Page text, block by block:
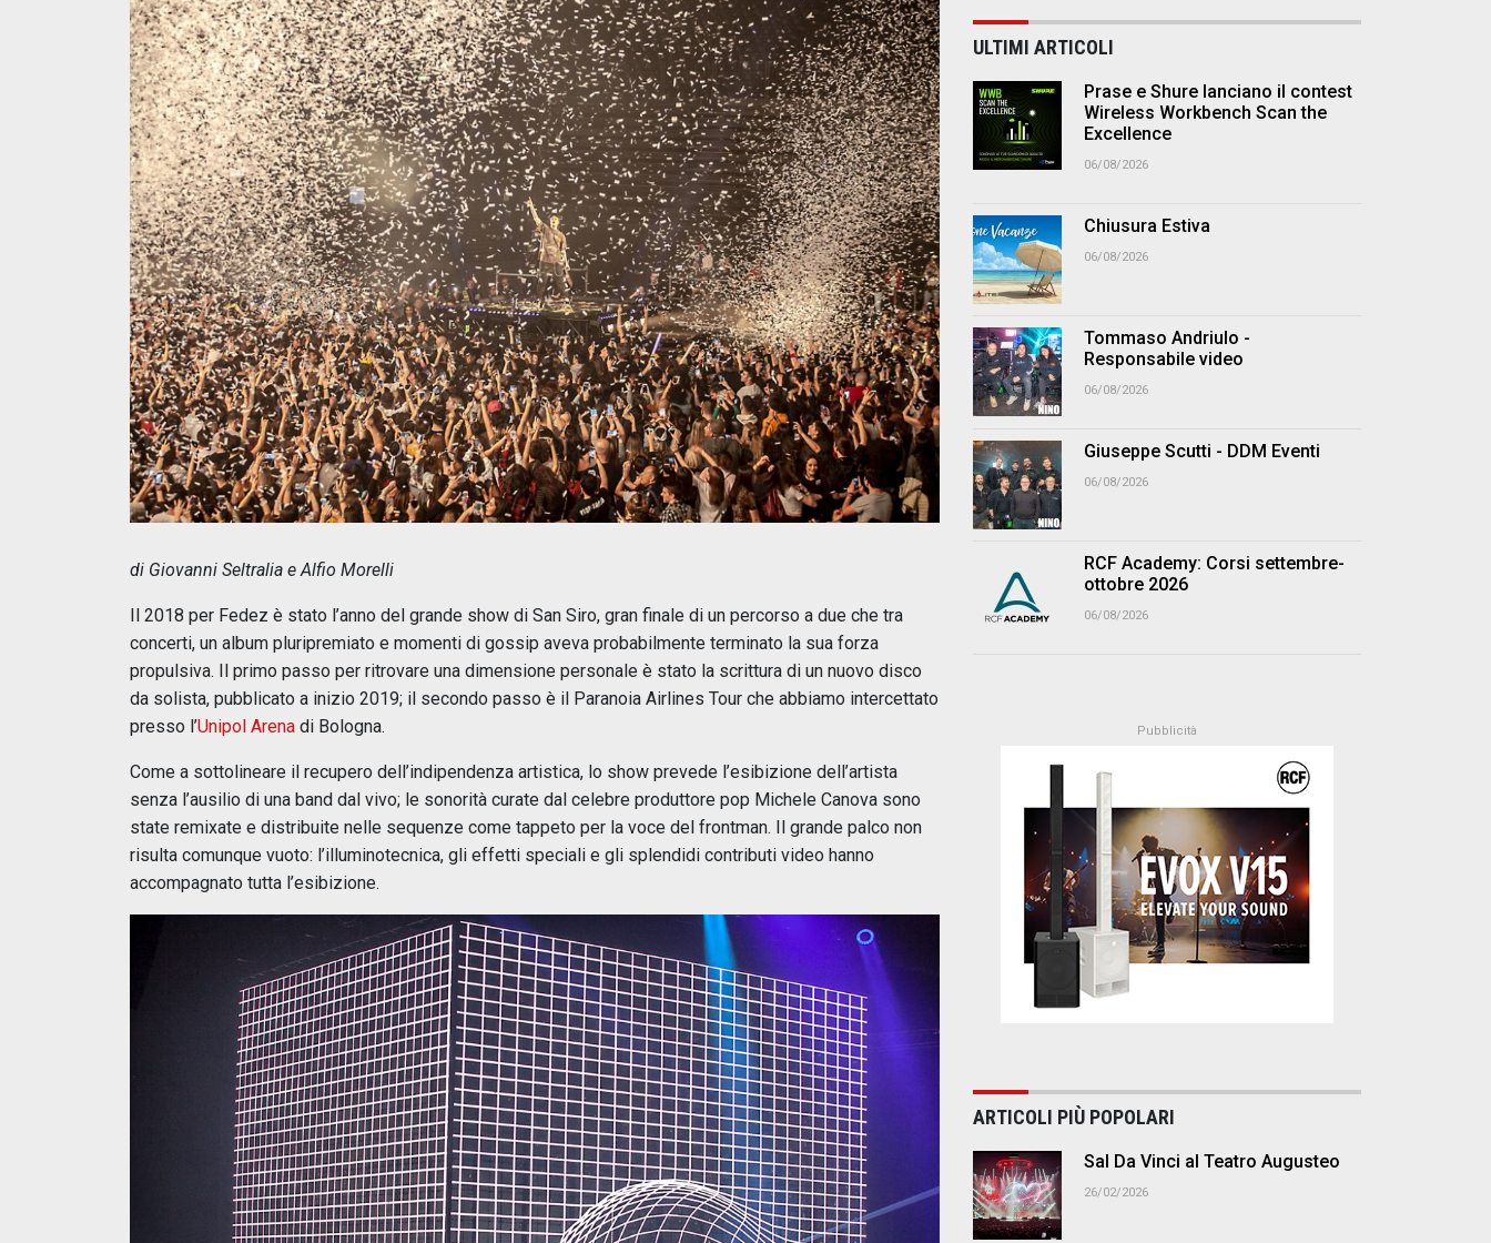
di Giovanni Seltralia e Alfio Morelli
Il 2018 per Fedez è stato l’anno del grande show di San Siro, gran finale di un percorso a due che tra
concerti, un album pluripremiato e momenti di gossip aveva probabilmente terminato la sua forza
propulsiva. Il primo passo per ritrovare una dimensione personale è stato la scrittura di un nuovo disco
da solista, pubblicato a inizio 2019; il secondo passo è il Paranoia Airlines Tour che abbiamo intercettato
presso l’Unipol Arena di Bologna.
Come a sottolineare il recupero dell’indipendenza artistica, lo show prevede l’esibizione dell’artista
senza l’ausilio di una band dal vivo; le sonorità curate dal celebre produttore pop Michele Canova sono
state remixate e distribuite nelle sequenze come tappeto per la voce del frontman. Il grande palco non
risulta comunque vuoto: l’illuminotecnica, gli effetti speciali e gli splendidi contributi video hanno
accompagnato tutta l’esibizione.
ULTIMI ARTICOLI
Prase e Shure lanciano il contest
Wireless Workbench Scan the
Excellence
06/08/2026
Chiusura Estiva
06/08/2026
Tommaso Andriulo -
Responsabile video
06/08/2026
Giuseppe Scutti - DDM Eventi
06/08/2026
RCF Academy: Corsi settembre-
ottobre 2026
06/08/2026
ARTICOLI PIÙ POPOLARI
Sal Da Vinci al Teatro Augusteo
26/02/2026